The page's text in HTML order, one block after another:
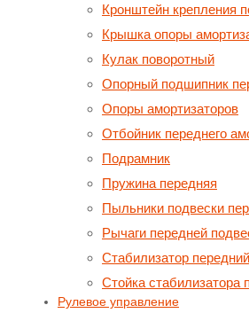
Кронштейн крепления
Крышка опоры
Кулак поворотный
Опорный подшипник
Опоры амортизаторов
Отбойник переднего
Подрамник
Пружина передняя
Пыльники подвески
Рычаги передней
Стабилизатор передний
Стойка стабилизатора
Рулевое управление